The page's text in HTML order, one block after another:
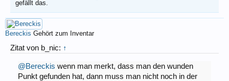
gefällt das.
Bereckis Gehört zum Inventar
Zitat von b_nic: ↑
@Bereckis wenn man merkt, dass man den wunden
Punkt gefunden hat, dann muss man nicht noch in der